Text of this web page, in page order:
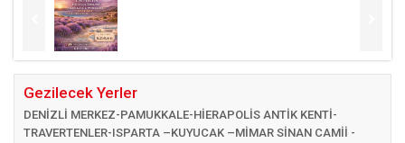
Gezilecek Yerler
DENİZLİ MERKEZ-PAMUKKALE-HİERAPOLİS ANTİK KENTİ-
TRAVERTENLER-ISPARTA –KUYUCAK –MİMAR SİNAN CAMİİ -